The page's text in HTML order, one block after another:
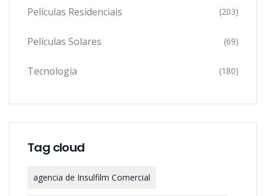
Películas Residenciais (203)
Películas Solares (69)
Tecnologia (180)
Tag cloud
agencia de Insulfilm Comercial